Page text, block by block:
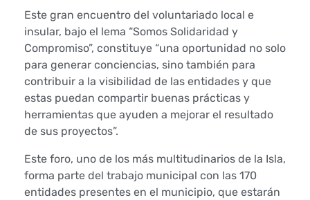
m
i
l
e
s
d
e
Este gran encuentro del voluntariado local e
insular, bajo el lema “Somos Solidaridad y
Compromiso”, constituye “una oportunidad no solo
para generar conciencias, sino también para
contribuir a la visibilidad de las entidades y que
estas puedan compartir buenas prácticas y
herramientas que ayuden a mejorar el resultado
de sus proyectos”.
Este foro, uno de los más multitudinarios de la Isla,
forma parte del trabajo municipal con las 170
entidades presentes en el municipio, que estarán